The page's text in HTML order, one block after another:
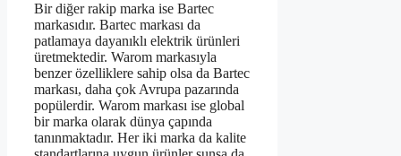
Bir diğer rakip marka ise Bartec
markasıdır. Bartec markası da
patlamaya dayanıklı elektrik ürünleri
üretmektedir. Warom markasıyla
benzer özelliklere sahip olsa da Bartec
markası, daha çok Avrupa pazarında
popülerdir. Warom markası ise global
bir marka olarak dünya çapında
tanınmaktadır. Her iki marka da kalite